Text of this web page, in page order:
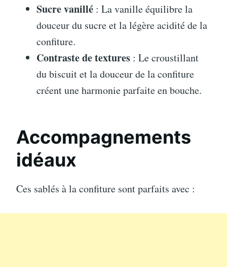
Sucre vanillé : La vanille équilibre la
douceur du sucre et la légère acidité de la
confiture.
Contraste de textures : Le croustillant
du biscuit et la douceur de la confiture
créent une harmonie parfaite en bouche.
Accompagnements
idéaux
Ces sablés à la confiture sont parfaits avec :